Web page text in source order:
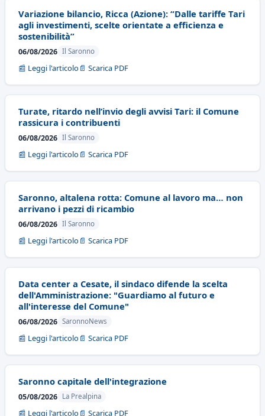
Variazione bilancio, Ricca (Azione): “Dalle tariffe Tari
agli investimenti, scelte orientate a efficienza e
sostenibilità”
06/08/2026 Il Saronno
📰 Leggi l'articolo 📄 Scarica PDF
Turate, ritardo nell’invio degli avvisi Tari: il Comune
rassicura i contribuenti
06/08/2026 Il Saronno
📰 Leggi l'articolo 📄 Scarica PDF
Saronno, altalena rotta: Comune al lavoro ma… non
arrivano i pezzi di ricambio
06/08/2026 Il Saronno
📰 Leggi l'articolo 📄 Scarica PDF
Data center a Cesate, il sindaco difende la scelta
dell'Amministrazione: "Guardiamo al futuro e
all'interesse del Comune"
06/08/2026 SaronnoNews
📰 Leggi l'articolo 📄 Scarica PDF
Saronno capitale dell'integrazione
05/08/2026 La Prealpina
📰 Leggi l'articolo 📄 Scarica PDF